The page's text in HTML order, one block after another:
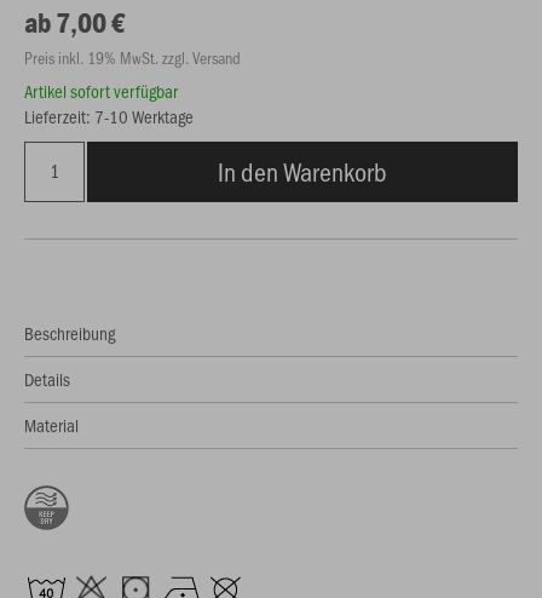
ab 7,00 €
Preis inkl. 19% MwSt. zzgl. Versand
Artikel sofort verfügbar
Lieferzeit: 7-10 Werktage
In den Warenkorb
Beschreibung
Details
Material